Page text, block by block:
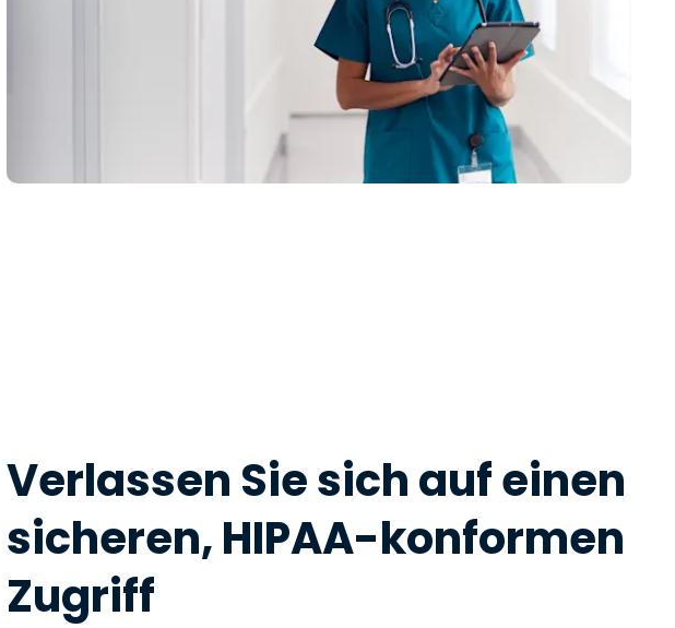
Verlassen Sie sich auf einen
sicheren, HIPAA-konformen
Zugriff